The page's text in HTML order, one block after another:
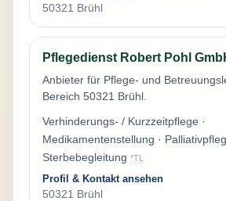
50321 Brühl
Pflegedienst Robert Pohl
Anbieter für Pflege- und
Bereich 50321 Brühl.
Verhinderungs- / Kurzzeitpflege ·
Medikamentenstellung ·
Sterbebegleitung *TL
Profil & Kontakt ansehen
50321 Brühl